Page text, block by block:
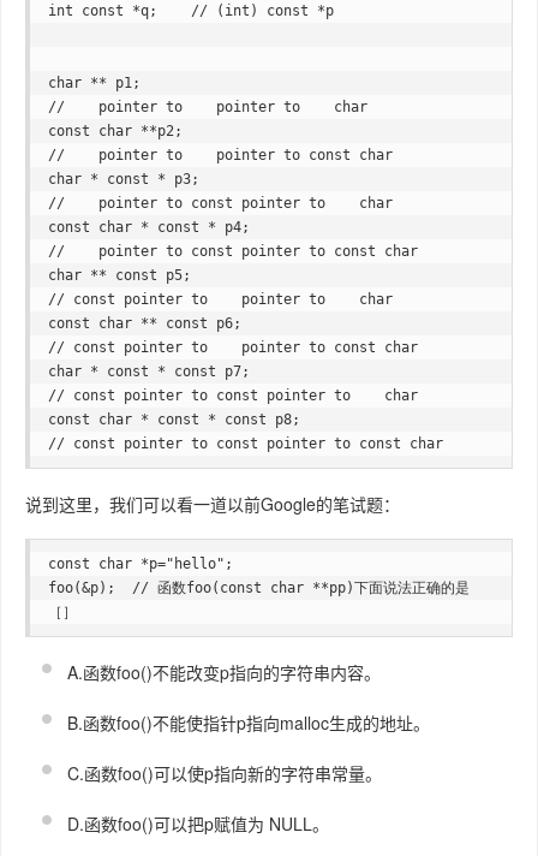
int const *q;    // (int) const *p
char ** p1;
//    pointer to    pointer to    char
const char **p2;
//    pointer to    pointer to const char
char * const * p3;
//    pointer to const pointer to    char
const char * const * p4;
//    pointer to const pointer to const char
char ** const p5;
// const pointer to    pointer to    char
const char ** const p6;
// const pointer to    pointer to const char
char * const * const p7;
// const pointer to const pointer to    char
const char * const * const p8;
// const pointer to const pointer to const char
说到这里，我们可以看一道以前Google的笔试题：
const char *p="hello";
foo(&p);  // 函数foo(const char **pp)下面说法正确的是
［］
A.函数foo()不能改变p指向的字符串内容。
B.函数foo()不能使指针p指向malloc生成的地址。
C.函数foo()可以使p指向新的字符串常量。
D.函数foo()可以把p赋值为 NULL。